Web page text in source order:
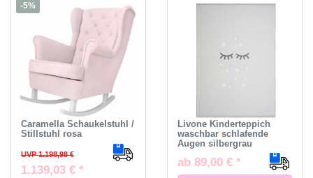
-5%
Caramella Schaukelstuhl /
Stillstuhl rosa
UVP 1.198,98 €
1.139,03 € *
Livone Kinderteppich
waschbar schlafende
Augen silbergrau
ab 89,00 € *